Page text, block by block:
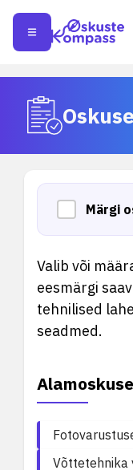
Märgi
Valib või
eesmärgi
tehnilised
seadmed.
Võttetehnika